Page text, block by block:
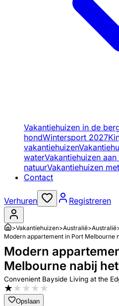
Vakantiehuizen in de
hondWintersport 2027
vakantiehuizen
waterVakantiehuizen aan
natuurVakantiehuizen
Contact
Verhuren Registreren
>Vakantiehuizen>Australië>Australië
Modern appartement in Port Melbourne
Modern
Melbourne nabij
Convenient Bayside Living at the
★★★★★
Opslaan